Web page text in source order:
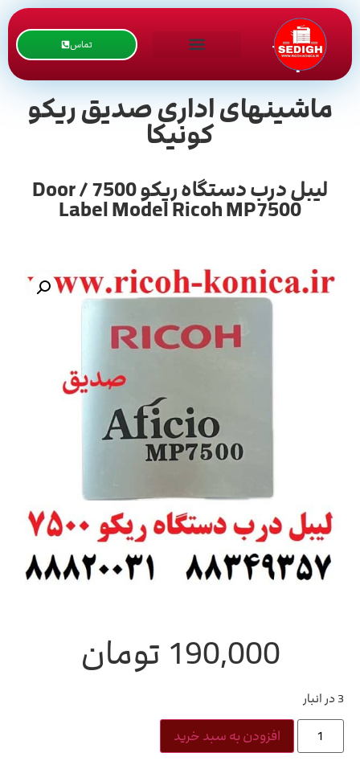
تماس
ماشینهای اداری صدیق ریکو
کونیکا
لیبل درب دستگاه ریکو 7500 / Door
Label Model Ricoh MP7500
190,000 تومان
3 در انبار
افزودن به سبد خرید